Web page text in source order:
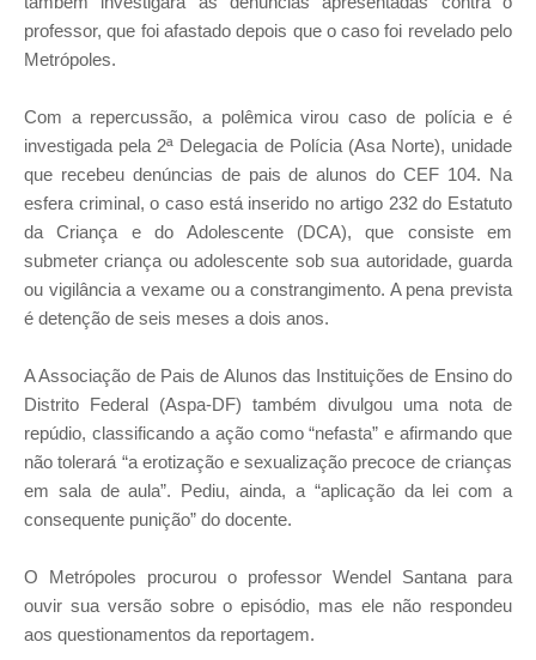
professor, que foi afastado depois que o caso foi revelado pelo
Metrópoles.
Com a repercussão, a polêmica virou caso de polícia e é
investigada pela 2ª Delegacia de Polícia (Asa Norte), unidade
que recebeu denúncias de pais de alunos do CEF 104. Na
esfera criminal, o caso está inserido no artigo 232 do Estatuto
da Criança e do Adolescente (DCA), que consiste em
submeter criança ou adolescente sob sua autoridade, guarda
ou vigilância a vexame ou a constrangimento. A pena prevista
é detenção de seis meses a dois anos.
A Associação de Pais de Alunos das Instituições de Ensino do
Distrito Federal (Aspa-DF) também divulgou uma nota de
repúdio, classificando a ação como “nefasta” e afirmando que
não tolerará “a erotização e sexualização precoce de crianças
em sala de aula”. Pediu, ainda, a “aplicação da lei com a
consequente punição” do docente.
O Metrópoles procurou o professor Wendel Santana para
ouvir sua versão sobre o episódio, mas ele não respondeu
aos questionamentos da reportagem.